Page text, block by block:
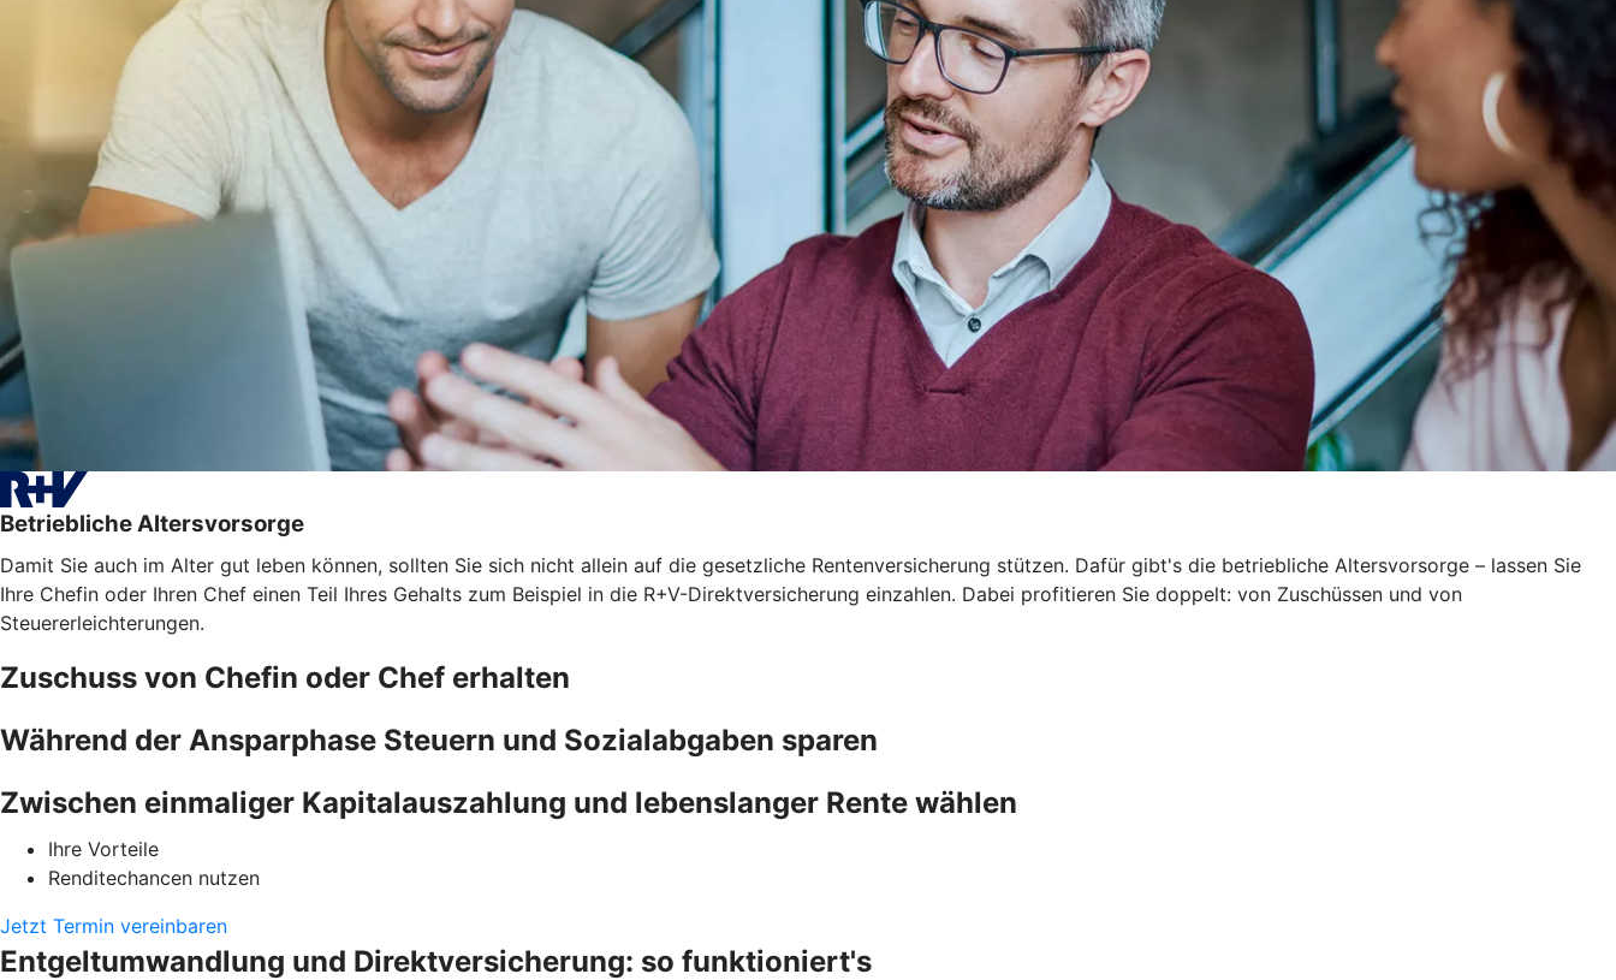
Betriebliche Altersvorsorge
Damit Sie auch im Alter gut leben können, sollten Sie sich nicht allein auf die gesetzliche Rentenversicherung stützen. Dafür gibt's die betriebliche Altersvorsorge – lassen Sie
Ihre Chefin oder Ihren Chef einen Teil Ihres Gehalts zum Beispiel in die R+V-Direktversicherung einzahlen. Dabei profitieren Sie doppelt: von Zuschüssen und von
Steuererleichterungen.
Zuschuss von Chefin oder Chef erhalten
Während der Ansparphase Steuern und Sozialabgaben sparen
Zwischen einmaliger Kapitalauszahlung und lebenslanger Rente wählen
Ihre Vorteile
Renditechancen nutzen
Jetzt Termin vereinbaren
Entgeltumwandlung und Direktversicherung: so funktioniert's